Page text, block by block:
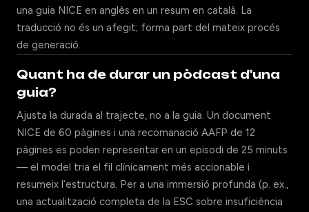
una guia NICE en anglès en un resum en català. La
traducció no és un afegit; forma part del mateix procés
de generació.
Quant ha de durar un pòdcast d'una
guia?
Ajusta la durada al trajecte, no a la guia. Un document
NICE de 60 pàgines i una recomanació AAFP de 12
pàgines es poden representar en un episodi de 25 minuts
— el model tria el fil clínicament més accionable i
resumeix l’estructura. Per a una immersió profunda (p. ex.,
una actualització completa de la ESC sobre insuficiència